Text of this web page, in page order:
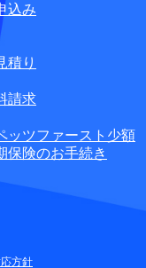
込み
積り
請求
ッツファースト少額
保険のお手続き
方針